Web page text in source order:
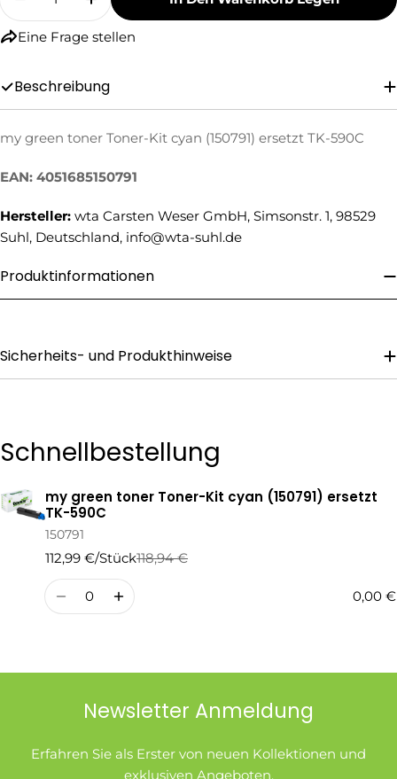
Menge Für My Green Toner Toner-Kit Cyan
Menge Für My Green Toner Toner-
Eine Frage stellen
Eine Frage stellen
Ihr
Ihre
Mail
Ihre
Telefonnummer
Frage Senden
Beschreibung
my green toner Toner-Kit cyan (150791) ersetzt TK-590C
EAN: 4051685150791
Hersteller: wta Carsten Weser GmbH, Simsonstr. 1, 98529
Suhl, Deutschland, info@wta-suhl.de
Produktinformationen
Sicherheits- und Produkthinweise
Schnellbestellung
Ihr
Warenkorb
my green toner Toner-Kit cyan (150791) ersetzt
TK-590C
150791
112,99 €/Stück
Regulärer
Preis
118,94 €
Verkaufspreis
Menge
0,00 €
Newsletter Anmeldung
Erfahren Sie als Erster von neuen Kollektionen und
exklusiven Angeboten.